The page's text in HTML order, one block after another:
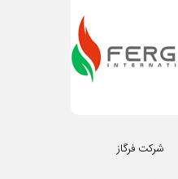
شرکت فرگاز